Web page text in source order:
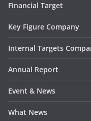
Financial Target
Key Figure Company
Internal Targets
Annual Report
Event & News
What News